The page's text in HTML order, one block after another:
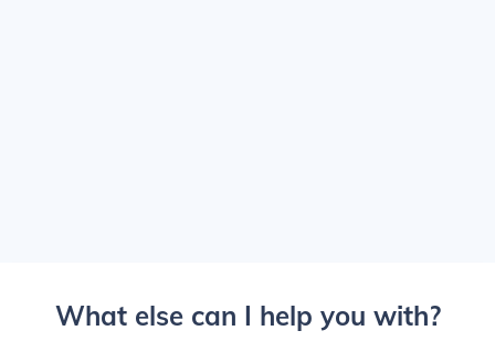
What else can I help you with?